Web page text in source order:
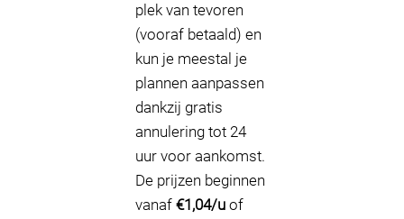
plek van tevoren
(vooraf betaald) en
kun je meestal je
plannen aanpassen
dankzij gratis
annulering tot 24
uur voor aankomst.
De prijzen beginnen
vanaf €1,04/u of